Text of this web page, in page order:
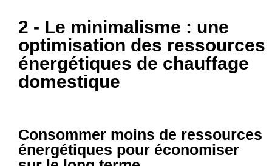
2 - Le minimalisme : une
optimisation des ressources
énergétiques de chauffage
domestique
Consommer moins de ressources
énergétiques pour économiser